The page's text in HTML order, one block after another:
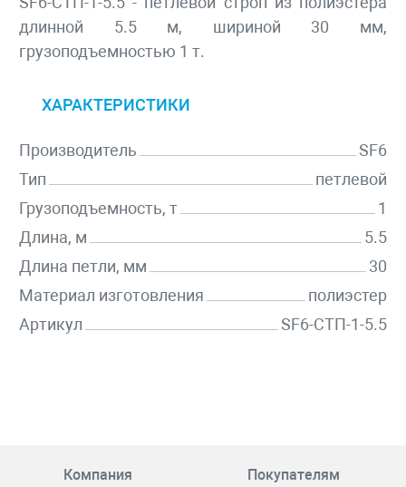
длинной 5.5 м, шириной 30 мм,
грузоподъемностью 1 т.
ХАРАКТЕРИСТИКИ
Производитель
SF6
Тип
петлевой
Грузоподъемность, т
1
Длина, м
5.5
Длина петли, мм
30
Материал изготовления
полиэстер
Артикул
SF6-СТП-1-5.5
Компания
Покупателям